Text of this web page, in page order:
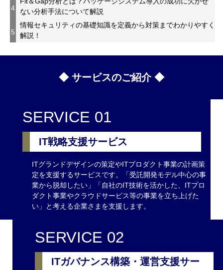
4
ない分析手法について解説
5
情報セキュリティの基礎知識を定義から対策までわかりやすく
解説！
◆ サービスのご紹介 ◆
SERVICE 01
IT戦略支援サービス
ITグランドデザインの策定やITプロダクト事業の計画策
定を支援するサービスです。「受託開発モデル中心の事
業から脱却したい」「自社のIT技術を活かした、ITプロ
ダクト事業やクラウドサービス等の事業を立ち上げた
い」と考える企業さまを支援します。
SERVICE 02
ITガバナンス構築・運営支援サー